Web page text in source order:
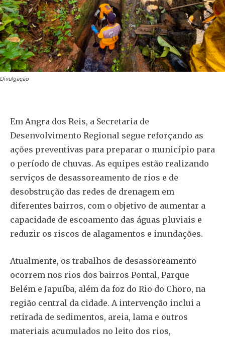
Divulgação
Em Angra dos Reis, a Secretaria de
Desenvolvimento Regional segue reforçando as
ações preventivas para preparar o município para
o período de chuvas. As equipes estão realizando
serviços de desassoreamento de rios e de
desobstrução das redes de drenagem em
diferentes bairros, com o objetivo de aumentar a
capacidade de escoamento das águas pluviais e
reduzir os riscos de alagamentos e inundações.
Atualmente, os trabalhos de desassoreamento
ocorrem nos rios dos bairros Pontal, Parque
Belém e Japuíba, além da foz do Rio do Choro, na
região central da cidade. A intervenção inclui a
retirada de sedimentos, areia, lama e outros
materiais acumulados no leito dos rios,